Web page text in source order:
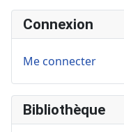
Connexion
Me connecter
Bibliothèque